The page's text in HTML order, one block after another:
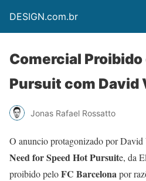
DESIGN.com.br
Comercial Proibido
Pursuit com David
Jonas Rafael Rossatto
O anuncio protagonizado por
Need for Speed Hot Pursuite, da
proibido peloFC Barcelonapor